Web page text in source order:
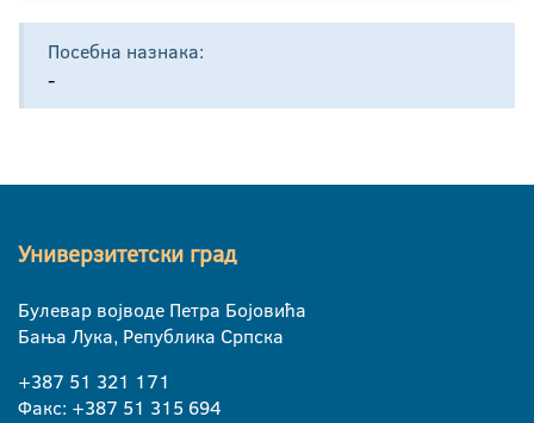
Посебна назнака:
-
Универзитетски град
Булевар војводе Петра Бојовића
Бања Лука, Република Српска
+387 51 321 171
Факс: +387 51 315 694